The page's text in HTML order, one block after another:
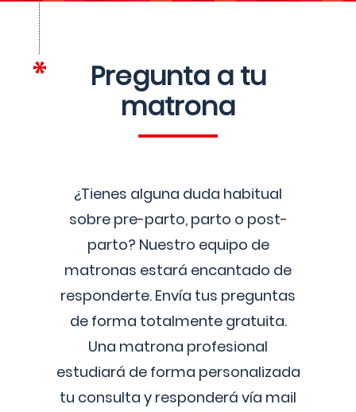
Pregunta a tu
matrona
¿Tienes alguna duda habitual
sobre pre-parto, parto o post-
parto? Nuestro equipo de
matronas estará encantado de
responderte. Envía tus preguntas
de forma totalmente gratuita.
Una matrona profesional
estudiará de forma personalizada
tu consulta y responderá vía mail